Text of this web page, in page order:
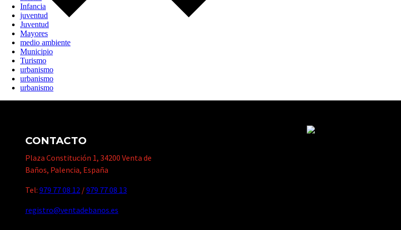
Infancia
juventud
Juventud
Mayores
medio ambiente
Municipio
Turismo
urbanismo
urbanismo
urbanismo
CONTACTO
Plaza Constitución 1, 34200 Venta de
Baños, Palencia, España
Tel: 979 77 08 12 /979 77 08 13
registro@ventadebanos.es